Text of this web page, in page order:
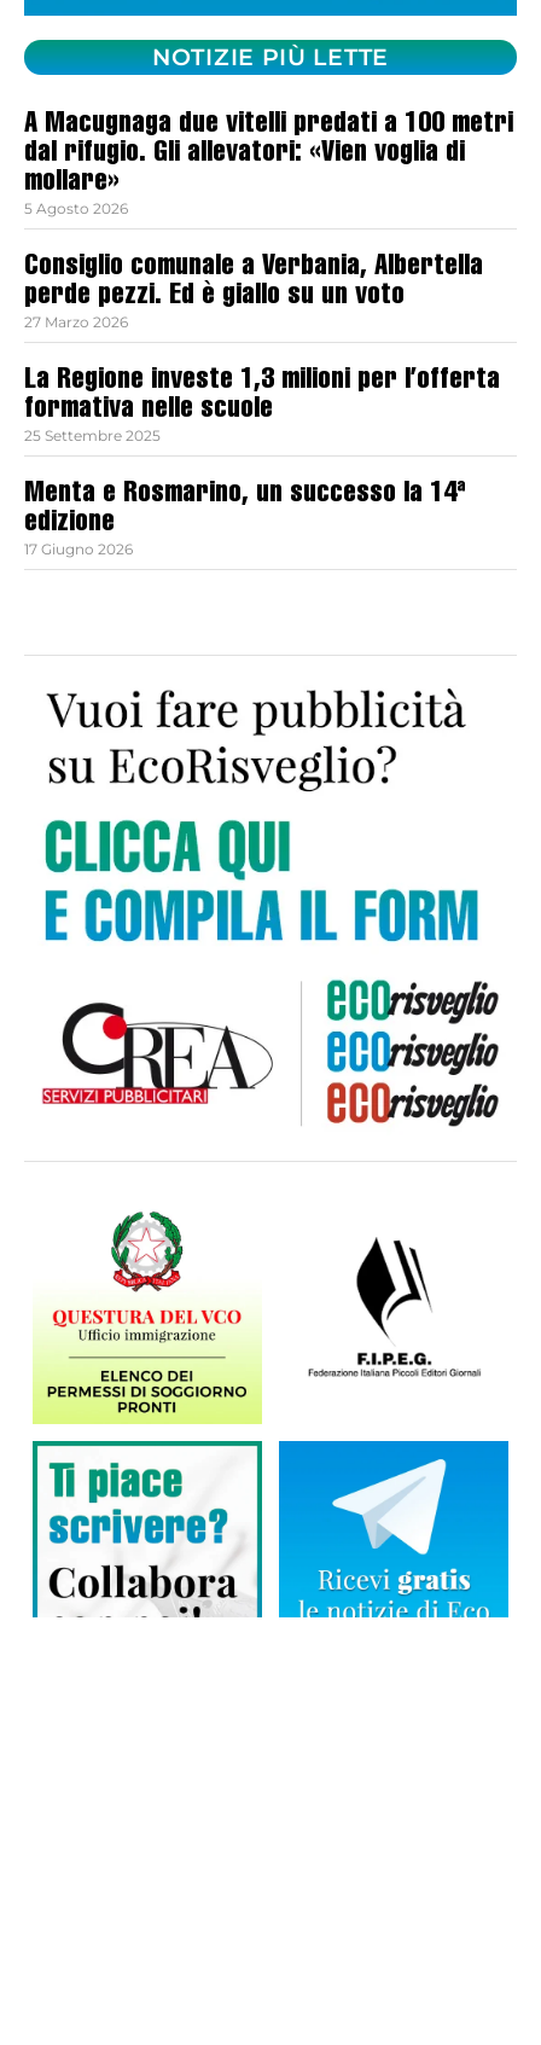
NOTIZIE PIÙ LETTE
A Macugnaga due vitelli predati a 100 metri
dal rifugio. Gli allevatori: «Vien voglia di
mollare»
5 Agosto 2026
Consiglio comunale a Verbania, Albertella
perde pezzi. Ed è giallo su un voto
27 Marzo 2026
La Regione investe 1,3 milioni per l’offerta
formativa nelle scuole
25 Settembre 2025
Menta e Rosmarino, un successo la 14ª
edizione
17 Giugno 2026